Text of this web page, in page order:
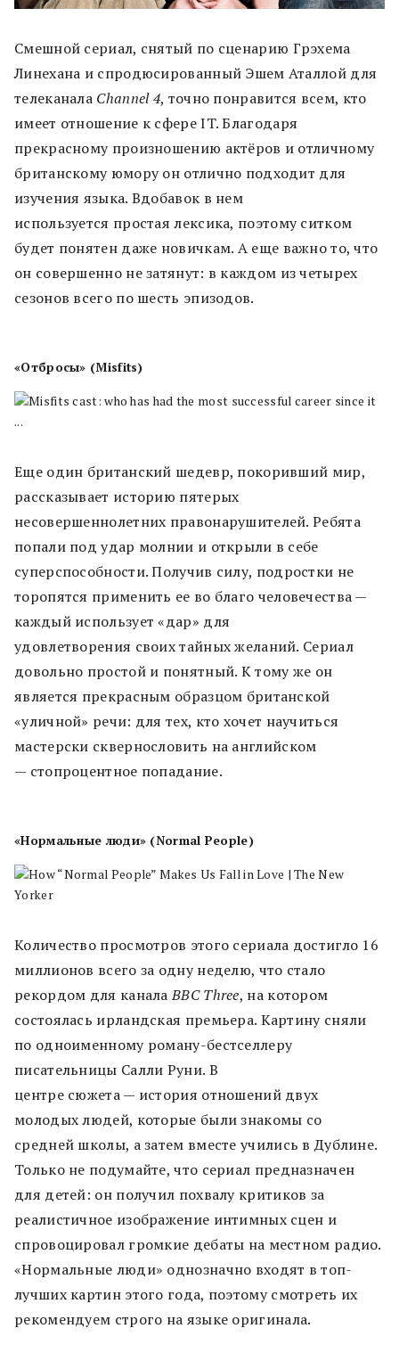
Смешной сериал, снятый по сценарию Грэхема
Линехана и спродюсированный Эшем Аталлой для
телеканала Channel 4, точно понравится всем, кто
имеет отношение к сфере IT. Благодаря
прекрасному произношению актёров и отличному
британскому юмору он отлично подходит для
изучения языка. Вдобавок в нем
используется простая лексика, поэтому ситком
будет понятен даже новичкам. А еще важно то, что
он совершенно не затянут: в каждом из четырех
сезонов всего по шесть эпизодов.
«Отбросы» (Misfits)
Еще один британский шедевр, покоривший мир,
рассказывает историю пятерых
несовершеннолетних правонарушителей. Ребята
попали под удар молнии и открыли в себе
суперспособности. Получив силу, подростки не
торопятся применить ее во благо человечества —
каждый использует «дар» для
удовлетворения своих тайных желаний. Сериал
довольно простой и понятный. К тому же он
является прекрасным образцом британской
«уличной» речи: для тех, кто хочет научиться
мастерски сквернословить на английском
— стопроцентное попадание.
«Нормальные люди» (Normal People)
Количество просмотров этого сериала достигло 16
миллионов всего за одну неделю, что стало
рекордом для каналаBBC Three, на котором
состоялась ирландская премьера. Картину сняли
по одноименному роману-бестселлеру
писательницы Салли Руни. В
центре сюжета — история отношений двух
молодых людей, которые были знакомы со
средней школы, а затем вместе учились в Дублине.
Только не подумайте, что сериал предназначен
для детей: он получил похвалу критиков за
реалистичное изображение интимных сцен и
спровоцировал громкие дебаты на местном радио.
«Нормальные люди» однозначно входят в топ-
лучших картин этого года, поэтому смотреть их
рекомендуем строго на языке оригинала.